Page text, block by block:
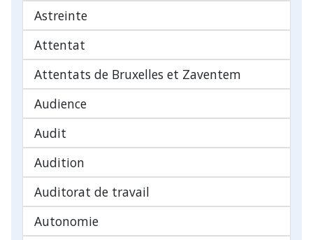
Astreinte
Attentat
Attentats de Bruxelles et Zaventem
Audience
Audit
Audition
Auditorat de travail
Autonomie